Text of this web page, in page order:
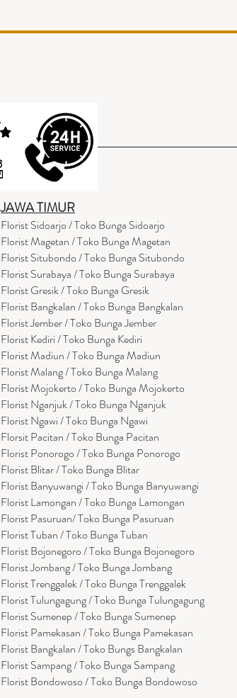
JAWA TIMUR
Florist Sidoarjo / Toko Bunga Sidoarjo
Florist Magetan / Toko Bunga Magetan
Florist Situbondo / Toko Bunga Situbondo
Florist Surabaya / Toko Bunga Surabaya
Florist Gresik / Toko Bunga Gresik
FloristBangkalan / Toko Bunga Bangkalan
Florist Jember / Toko Bunga Jember
Florist Kediri / Toko Bunga Kediri
Florist Madiun / Toko Bunga Madiun
Florist Malang / Toko Bunga Malang
Florist Mojokerto / Toko Bunga Mojokerto
Florist Nganjuk / Toko Bunga Nganjuk
Florist Ngawi /Toko Bunga Ngawi
Florsit Pacitan / Toko Bunga Pacitan
Florist Ponorogo / Toko Bunga Ponorogo
Florist Blitar / Toko Bunga Blitar
Florist Banyuwangi / Toko Bunga Banyuwangi
Florist Lamongan / Toko Bunga Lamongan
Florist Pasuruan/ Toko Bunga Pasuruan
Florist Tuban / Toko Bunga Tuban
Florist Bojonegoro / Toko Bunga Bojonegoro
Florist Jombang / Toko Bunga Jombang
Florist Trenggalek / Toko Bunga Trenggalek
Florist Tulungagung / Toko Bunga Tulungagung
Florist Sumenep / Toko Bunga Sumenep
Florist Pamekasan / Toko Bunga Pamekasan
Florist Bangkalan / Toko Bungs Bangkalan
Florist Sampang / Toko Bunga Sampang
Florist Bondowoso / Toko Bunga Bondowoso